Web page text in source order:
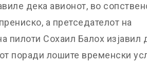
дека авионот, во
а претседателот на
пилоти Сохаил Балох изјавил
поради лошите временски